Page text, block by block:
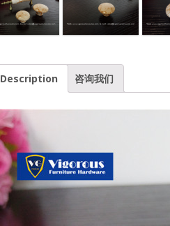
Description 咨询我们